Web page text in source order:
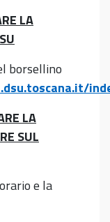
LA
borsellino
LA
SUL
e la